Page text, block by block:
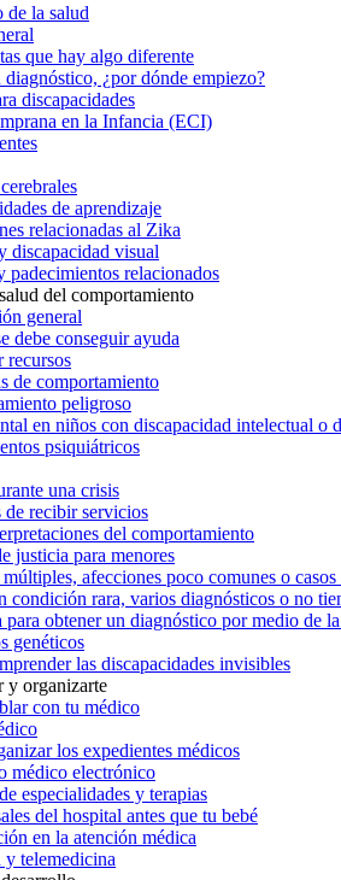
de la salud
que hay algo diferente
¿por dónde empiezo?
discapacidades
en la Infancia (ECI)
de aprendizaje
relacionadas al Zika
discapacidad visual
padecimientos relacionados
del comportamiento
general
debe conseguir ayuda
recursos
de comportamiento
peligroso
en niños con discapacidad intelectual o
psiquiátricos
una crisis
de recibir servicios
del comportamiento
justicia para menores
afecciones poco comunes o
condición rara, varios diagnósticos o no
para obtener un diagnóstico por medio de
genéticos
las discapacidades invisibles
y organizarte
con tu médico
los expedientes médicos
médico electrónico
especialidades y terapias
del hospital antes que tu bebé
en la atención médica
y telemedicina